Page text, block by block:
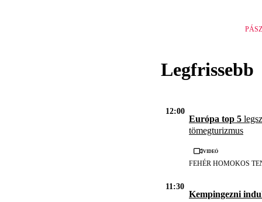
Legfrissebb
12:00
Európa top 5
tömegturizmus
Videó
FEHÉR HOMOKOS
11:30
Kempingezni